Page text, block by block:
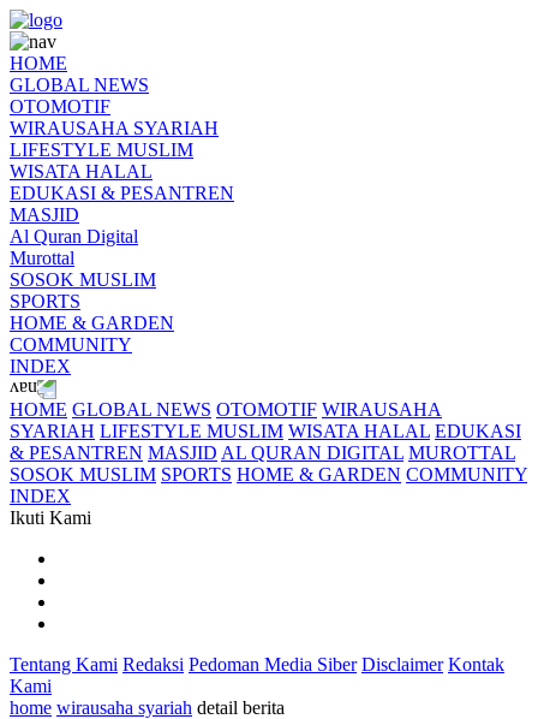
HOME
GLOBAL NEWS
OTOMOTIF
WIRAUSAHA SYARIAH
LIFESTYLE MUSLIM
WISATA HALAL
EDUKASI & PESANTREN
MASJID
Al Quran Digital
Murottal
SOSOK MUSLIM
SPORTS
HOME & GARDEN
COMMUNITY
INDEX
HOME GLOBAL NEWS OTOMOTIF WIRAUSAHA
SYARIAH LIFESTYLE MUSLIM WISATA HALAL EDUKASI
& PESANTREN MASJID AL QURAN DIGITAL MUROTTAL
SOSOK MUSLIM SPORTS HOME & GARDEN COMMUNITY
INDEX
Ikuti Kami
Tentang Kami Redaksi Pedoman Media Siber Disclaimer Kontak
Kami
home wirausaha syariah detail berita